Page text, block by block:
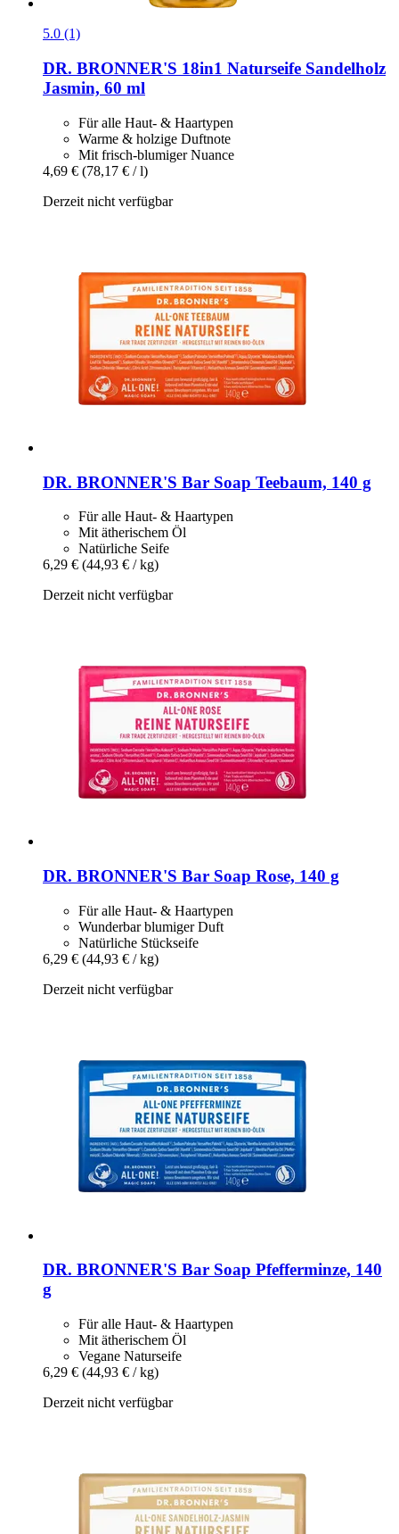
5.0 (1)
DR. BRONNER'S 18in1 Naturseife Sandelholz
Jasmin, 60 ml
Für alle Haut- & Haartypen
Warme & holzige Duftnote
Mit frisch-blumiger Nuance
4,69 € (78,17 € / l)
Derzeit nicht verfügbar
DR. BRONNER'S Bar Soap Teebaum, 140 g
Für alle Haut- & Haartypen
Mit ätherischem Öl
Natürliche Seife
6,29 € (44,93 € / kg)
Derzeit nicht verfügbar
DR. BRONNER'S Bar Soap Rose, 140 g
Für alle Haut- & Haartypen
Wunderbar blumiger Duft
Natürliche Stückseife
6,29 € (44,93 € / kg)
Derzeit nicht verfügbar
DR. BRONNER'S Bar Soap Pfefferminze, 140
g
Für alle Haut- & Haartypen
Mit ätherischem Öl
Vegane Naturseife
6,29 € (44,93 € / kg)
Derzeit nicht verfügbar